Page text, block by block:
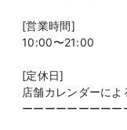
[営業時間]
10:00〜21:00
[定休日]
店舗カレンダーによ
ーーーーーーーーー